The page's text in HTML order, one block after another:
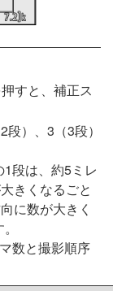
すと、補正ス
）、3（3段）
段は、約5ミレ
きくなるごと
に数が大きく
数と撮影順序